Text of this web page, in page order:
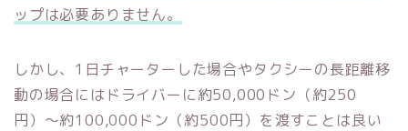
ップは必要ありません。
しかし、1日チャーターした場合やタクシーの長距離移
動の場合にはドライバーに約50,000ドン（約250
円）〜約100,000ドン（約500円）を渡すことは良い